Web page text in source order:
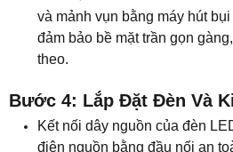
thẩm mỹ. Đặt đèn lên lỗ khoét
động bung ra, giúp đèn ôm sát
Bật lại nguồn điện và kiểm tra
sát ánh sáng xem có ổn định,
có tiếng ồn hay chớp tắt bất